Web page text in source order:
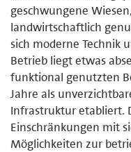
geschwungene
landwirtschaftlich
sich moderne Technik
Betrieb liegt etwas
funktional genutzten
Jahre als
Infrastruktur etabliert.
Einschränkungen mit
Möglichkeiten zur